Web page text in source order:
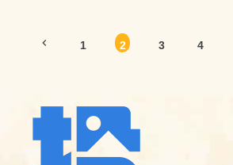
chevron_left 1 2 3 4